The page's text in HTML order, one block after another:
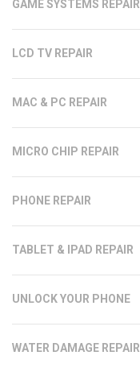
GAME SYSTEMS REPAIR
LCD TV REPAIR
MAC & PC REPAIR
MICRO CHIP REPAIR
PHONE REPAIR
TABLET & IPAD REPAIR
UNLOCK YOUR PHONE
WATER DAMAGE REPAIR